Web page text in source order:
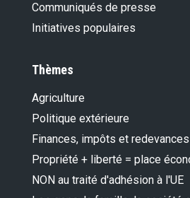
Communiqués de presse
Initiatives populaires
Thèmes
Agriculture
Politique extérieure
Finances, impôts et redevances
Propriété + liberté = place
NON au traité d'adhésion à l'UE